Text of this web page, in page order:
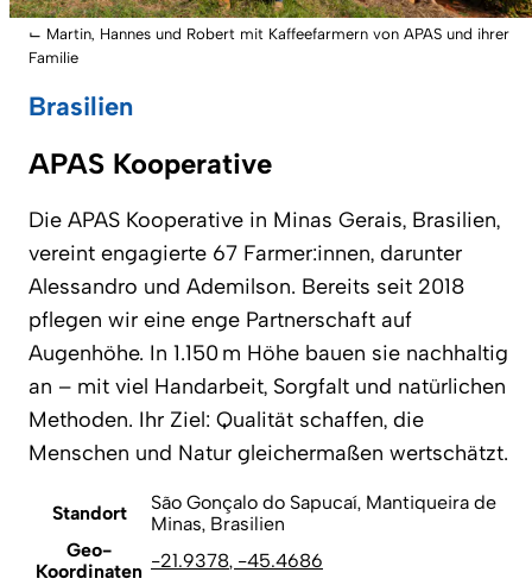
⌙ Martin, Hannes und Robert mit Kaffeefarmern von APAS und ihrer
Familie
Brasilien
APAS Kooperative
Die APAS Kooperative in Minas Gerais, Brasilien,
vereint engagierte 67 Farmer:innen, darunter
Alessandro und Ademilson. Bereits seit 2018
pflegen wir eine enge Partnerschaft auf
Augenhöhe. In 1.150 m Höhe bauen sie nachhaltig
an – mit viel Handarbeit, Sorgfalt und natürlichen
Methoden. Ihr Ziel: Qualität schaffen, die
Menschen und Natur gleichermaßen wertschätzt.
Standort
São Gonçalo do Sapucaí, Mantiqueira de
Minas, Brasilien
Geo-
Koordinaten -21.9378, -45.4686